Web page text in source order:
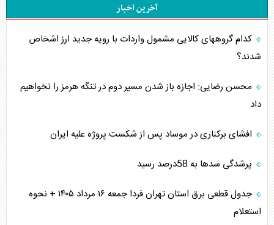
آخرین اخبار
کدام گروههای کالایی مشمول واردات با رویه جدید ارز اشخاص
شدند؟
محسن رضایی: اجازه باز شدن مسیر دوم در تنگه هرمز را نخواهیم
داد
افشای برکناری در موساد پس از شکست پروژه علیه ایران
پرشدگی سدها به 58درصد رسید
جدول قطعی برق استان تهران فردا جمعه ۱۶ مرداد ۱۴۰۵ + نحوه
استعلام